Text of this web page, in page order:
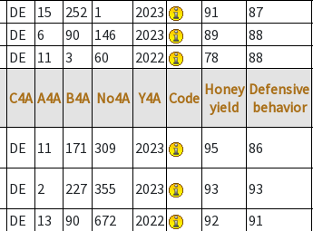
DE 15 252 1 2023 91 87
DE 6 90 146 2023 89 88
DE 11 3 60 2022 78 88
C4A A4A B4A No4A Y4A Code Honey
yield
Defensive
behavior
DE 11 171 309 2023 95 86
DE 2 227 355 2023 93 93
DE 13 90 672 2022 92 91